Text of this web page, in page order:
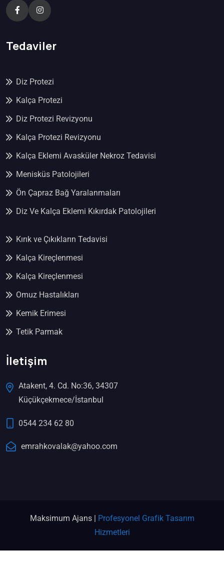
Tedaviler
Diz Protezi
Kalça Protezi
Diz Protezi Revizyonu
Kalça Protezi Revizyonu
Kalça Eklemi Avasküler Nekroz Tedavisi
Menisküs Patolojileri
Ön Çapraz Bağ Yaralanmaları
Diz Ve Kalça Eklemi Kıkırdak Patolojileri
Kırık ve Çıkıkların Tedavisi
Kalça Kireçlenmesi
Kalça Kireçlenmesi
Omuz Hastalıkları
Kemik Erimesi
Tetik Parmak
İletişim
Atakent, 4. Cd. No:36, 34307
Küçükçekmece/İstanbul
0544 234 62 80
emrahkovalak@yahoo.com
Maksimum Ajans | Profesyonel Grafik Tasarım
Hizmetleri